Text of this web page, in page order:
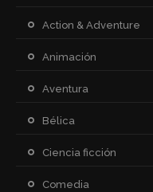
Action & Adventure
Animación
Aventura
Bélica
Ciencia ficción
Comedia